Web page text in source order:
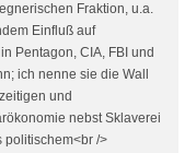
Fraktion, u.a.
Einfluß auf
Pentagon, CIA, FBI und
ich nenne sie die Wall
und
nebst Sklaverei
politischem<br />